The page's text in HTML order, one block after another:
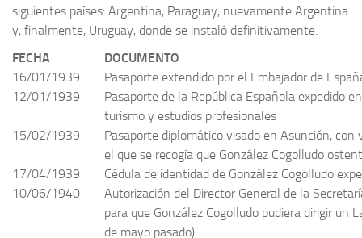
siguientes países: Argentina, Paraguay, nuevamente Argentina
y, finalmente, Uruguay, donde se instaló definitivamente.
FECHA
DOCUMENTO
16/01/1939
Pasaporte extendido por el Embajador de
12/01/1939
Pasaporte de la República Española expedido
turismo y estudios profesionales
15/02/1939
Pasaporte diplomático visado en Asunción,
el que se recogía que González Cogolludo
17/04/1939
Cédula de identidad de González Cogolludo
10/06/1940
Autorización del Director General de la
para que González Cogolludo pudiera dirigir un
de mayo pasado)